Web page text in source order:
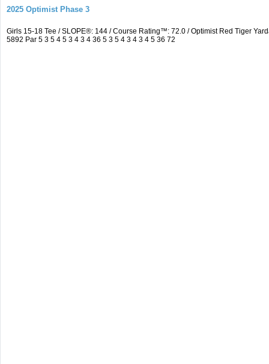
2025 Optimist Phase 3
Girls 15-18 Tee / SLOPE®: 144 / Course Rating™: 72.0 / Optimist Red Tiger
5892 Par 5 3 5 4 5 3 4 3 4 36 5 3 5 4 3 4 3 4 5 36 72